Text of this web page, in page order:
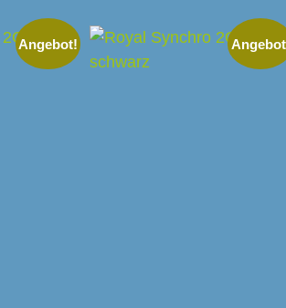
Angebot!